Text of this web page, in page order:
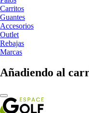
Carritos
Guantes
Accesorios
Outlet
Rebajas
Marcas
Añadiendo al